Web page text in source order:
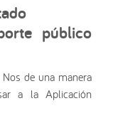
público
de una manera
a la Aplicación